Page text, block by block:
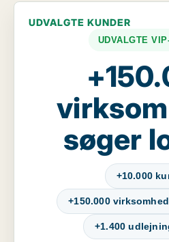
UDVALGTE KUNDER
UDVALGTE
søger
+10.000
+150.000
+1.400